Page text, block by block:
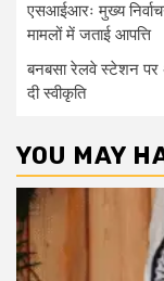
एसआईआरः मुख्य
मामलों में जताई आपत्ति
बनबसा रेलवे स्टेशन
दी स्वीकृति
YOU MAY